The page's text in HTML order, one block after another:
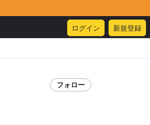
ログイン 新規登録
フォロー